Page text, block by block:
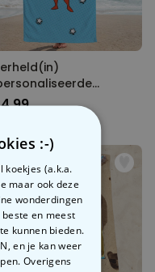
met Gezicht als
:-)
koekjes (a.k.a.
maar ook deze
wonderdingen
en meest
kunnen bieden.
en je kan weer
Overigens